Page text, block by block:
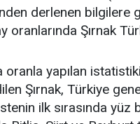
derlenen bilgilere
oranlarında Şırnak
oranla yapılan
Şırnak, Türkiye
ilk sırasında yüz